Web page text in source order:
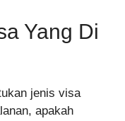
Yang Di
jenis visa
apakah